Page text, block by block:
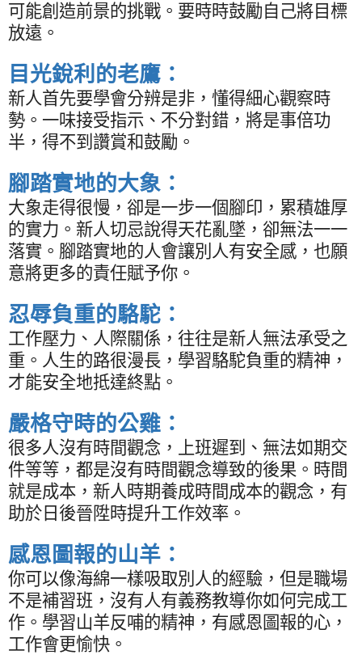
可能創造前景的挑戰。要時時鼓勵自己將目標
放遠。
目光銳利的老鷹：
新人首先要學會分辨是非，懂得細心觀察時
勢。一味接受指示、不分對錯，將是事倍功
半，得不到讚賞和鼓勵。
腳踏實地的大象：
大象走得很慢，卻是一步一個腳印，累積雄厚
的實力。新人切忌說得天花亂墜，卻無法一一
落實。腳踏實地的人會讓別人有安全感，也願
意將更多的責任賦予你。
忍辱負重的駱駝：
工作壓力、人際關係，往往是新人無法承受之
重。人生的路很漫長，學習駱駝負重的精神，
才能安全地抵達終點。
嚴格守時的公雞：
很多人沒有時間觀念，上班遲到、無法如期交
件等等，都是沒有時間觀念導致的後果。時間
就是成本，新人時期養成時間成本的觀念，有
助於日後晉陞時提升工作效率。
感恩圖報的山羊：
你可以像海綿一樣吸取別人的經驗，但是職場
不是補習班，沒有人有義務教導你如何完成工
作。學習山羊反哺的精神，有感恩圖報的心，
工作會更愉快。